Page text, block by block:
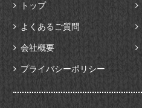
トップ
よくあるご質問
会社概要
プライバシーポリシー